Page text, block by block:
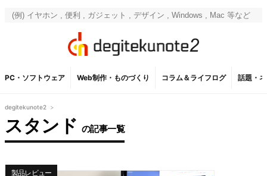
PC・ソフトウェア Web制作・ものづくり コラム＆ライフログ 話題・
degitekunote2 >
スタンド の記事一覧
製品レビュー